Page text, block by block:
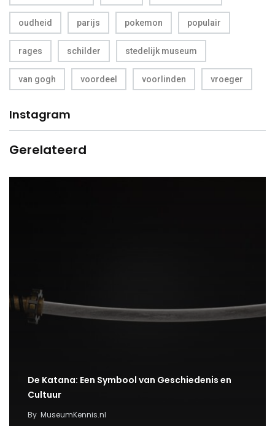
oudheid parijs pokemon populair
rages schilder stedelijk museum
van gogh voordeel voorlinden vroeger
Instagram
Gerelateerd
De Katana: Een Symbool van Geschiedenis en
Cultuur
By MuseumKennis.nl